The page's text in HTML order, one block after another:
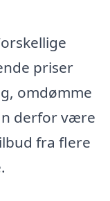
priser
omdømme
derfor være
fra flere